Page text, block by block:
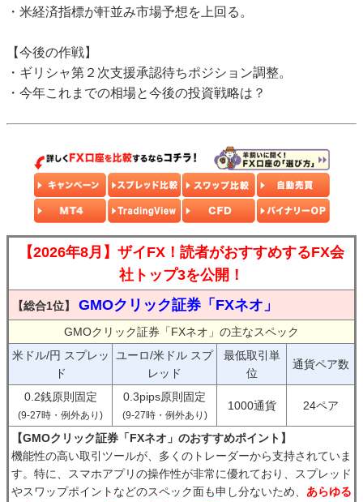
・米経済指標が軒並み市場予想を上回る。
【今後の作戦】
・ギリシャ第２次支援承認待ちポジション調整。
・今年これまでの相場と今後の投資戦略は？
【2026年8月】ザイFX！読者がおすすめするFX会
社トップ3を公開！
【総合1位】 GMOクリック証券「FXネオ」
GMOクリック証券「FXネオ」の主なスペック
米ドル/円 スプレッ
ド
ユーロ/米ドル スプ
レッド
最低取引単
位
通貨ペア数
0.2銭原則固定
(9-27時・例外あり)
0.3pips原則固定
(9-27時・例外あり)
1000通貨 24ペア
【GMOクリック証券「FXネオ」のおすすめポイント】
機能性の高い取引ツールが、多くのトレーダーから支持されていま
す。特に、スマホアプリの操作性が非常に優れており、スプレッド
やスワップポイントなどのスペック面も申し分ないため、 あらゆる